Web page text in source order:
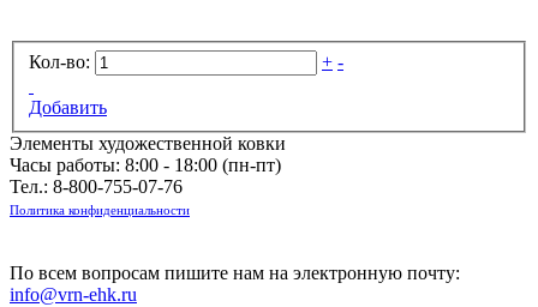
Кол-во: + -
Добавить
Элементы художественной ковки
Часы работы: 8:00 - 18:00 (пн-пт)
Тел.: 8-800-755-07-76
Политика конфиденциальности
По всем вопросам пишите нам на электронную почту:
info@vrn-ehk.ru